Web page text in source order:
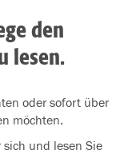
den
lesen.
oder sofort über
möchten.
sich und lesen Sie